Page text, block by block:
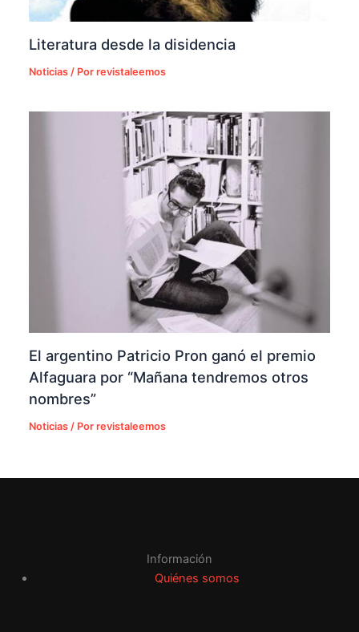
Literatura desde la disidencia
Noticias / Porrevistaleemos
El argentino Patricio Pron ganó el premio
Alfaguara por “Mañana tendremos otros
nombres”
Noticias / Porrevistaleemos
Información
Quiénes somos